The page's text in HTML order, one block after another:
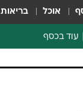
אוכל בריאות
עוד בכסף